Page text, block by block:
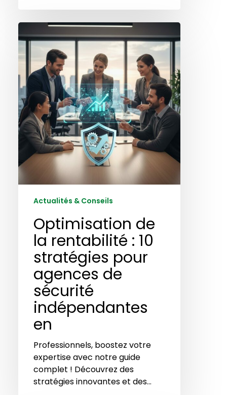
Optimisation
de
la
rentabilité
:
10
stratégies
pour
agences
de
sécurité
indépendantes
Actualités & Conseils
Optimisation de
la rentabilité : 10
stratégies pour
agences de
sécurité
indépendantes
en
Professionnels, boostez votre
expertise avec notre guide
complet ! Découvrez des
stratégies innovantes et des…